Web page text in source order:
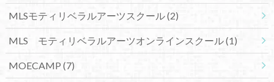
MLSモティリベラルアーツスクール(2)
MLS モティリベラルアーツオンラインスクール(1)
MOECAMP (7)